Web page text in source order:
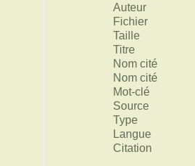
Auteur
Fichier
Taille
Titre
Nom cité
Nom cité
Mot-clé
Source
Type
Langue
Citation